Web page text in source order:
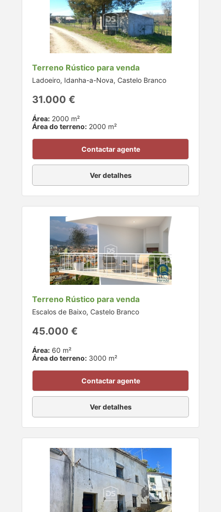
Terreno Rústico para venda
Ladoeiro, Idanha-a-Nova, Castelo Branco
31.000 €
Área: 2000 m²
Área do terreno: 2000 m²
Contactar agente
Ver detalhes
Terreno Rústico para venda
Escalos de Baixo, Castelo Branco
45.000 €
Área: 60 m²
Área do terreno: 3000 m²
Contactar agente
Ver detalhes